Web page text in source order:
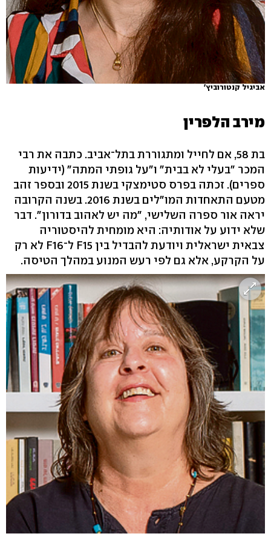
אביגיל קנטורוביץ'
מירב הלפרין
בת 58, אם לחייל ומתגוררת בתל־אביב. כתבה את רבי
המכר "בעלי לא בבית" ו"על גופתי המתה" (ידיעות
ספרים). זכתה בפרס סטימצקי בשנת 2015 ובספר זהב
מטעם התאחדות המו"לים בשנת 2016. בשנה הקרובה
יראה אור ספרה השלישי, "מה יש לאהוב בדורון". דבר
שלא ידוע על אודותיה: היא מומחית להיסטוריה
צבאית ישראלית ויודעת להבדיל בין F15 ל־F16 לא רק
על הקרקע, אלא גם לפי רעש המנוע במהלך הטיסה.